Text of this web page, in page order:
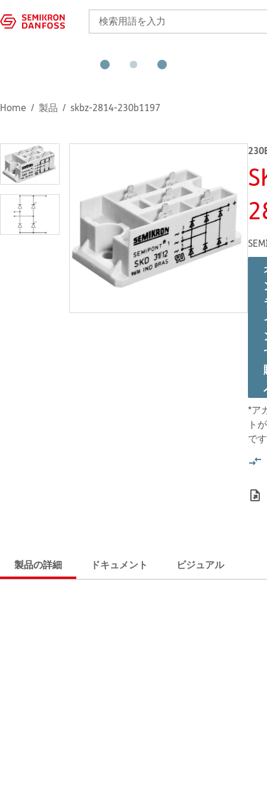
Home 製品 skbz-2814-230b1197
*ア
ト
です
製品の詳細 ドキュメント ビジュアル